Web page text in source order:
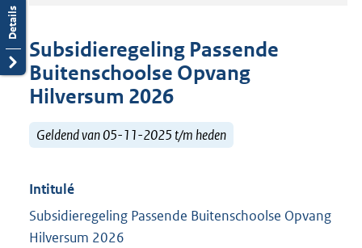
Subsidieregeling Passende
Buitenschoolse Opvang
Hilversum 2026
Geldend van 05-11-2025 t/m heden
Intitulé
Subsidieregeling Passende Buitenschoolse Opvang
Hilversum 2026